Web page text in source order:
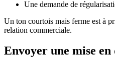
Une demande de
Un ton courtois mais ferme est à
relation commerciale.
Envoyer une mise en